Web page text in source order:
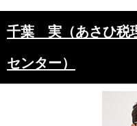
千葉 実（あさひ税
センター）